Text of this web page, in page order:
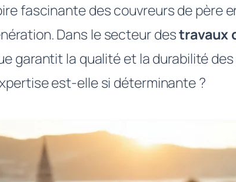
fascinante des couvreurs de père
Dans le secteur destravaux
garantit la qualité et la durabilité
est-elle si déterminante ?